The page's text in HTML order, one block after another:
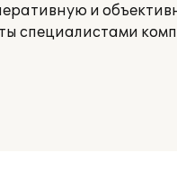
и
специалистами